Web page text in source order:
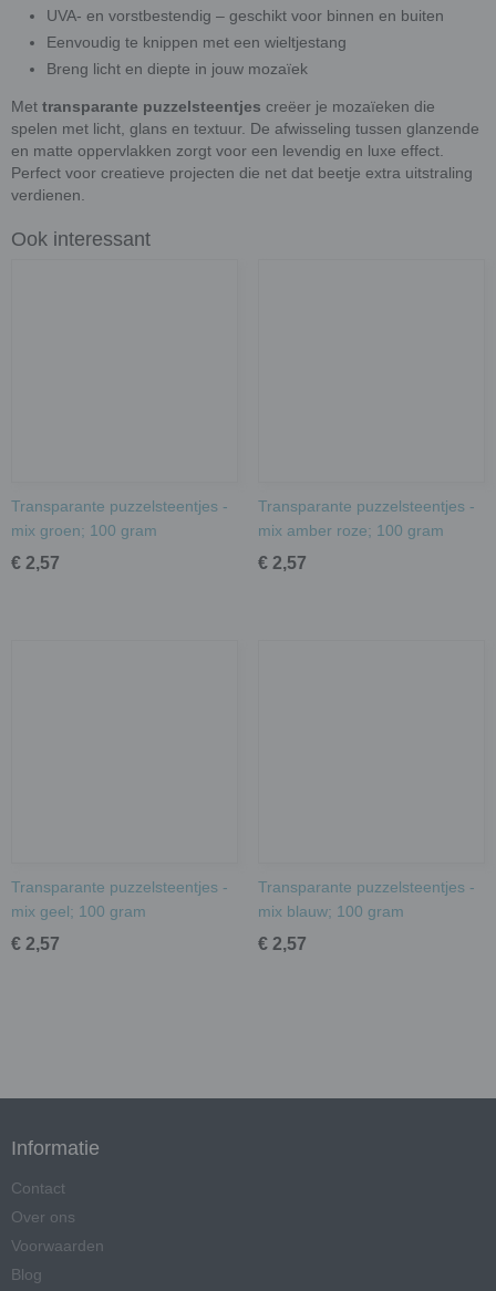
UVA- en vorstbestendig – geschikt voor binnen en buiten
Eenvoudig te knippen met een wieltjestang
Breng licht en diepte in jouw mozaïek
Met transparante puzzelsteentjes creëer je mozaïeken die
spelen met licht, glans en textuur. De afwisseling tussen glanzende
en matte oppervlakken zorgt voor een levendig en luxe effect.
Perfect voor creatieve projecten die net dat beetje extra uitstraling
verdienen.
Ook interessant
Transparante puzzelsteentjes -
mix groen; 100 gram
€ 2,57
Transparante puzzelsteentjes -
mix amber roze; 100 gram
€ 2,57
Transparante puzzelsteentjes -
mix geel; 100 gram
€ 2,57
Transparante puzzelsteentjes -
mix blauw; 100 gram
€ 2,57
Informatie
Contact
Over ons
Voorwaarden
Blog